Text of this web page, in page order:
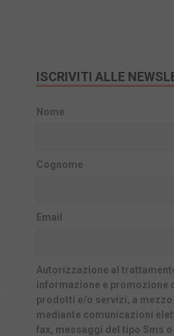
ISCRIVITI ALLE
Nome
Cognome
Email
Autorizzazione al
informazione e promozione
prodotti e/o servizi, a
mediante comunicazioni
fax, messaggi del tipo Sms